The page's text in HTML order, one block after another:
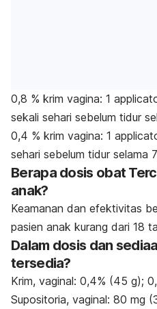
0,8 % krim vagina: 1
sekali sehari sebelum tidur
0,4 % krim vagina: 1
sehari sebelum tidur selama
Berapa dosis obat
anak?
Keamanan dan efektivitas
pasien anak kurang dari 18
Dalam dosis dan
tersedia?
Krim, vaginal: 0,4% (45 g);
Supositoria, vaginal: 80 mg